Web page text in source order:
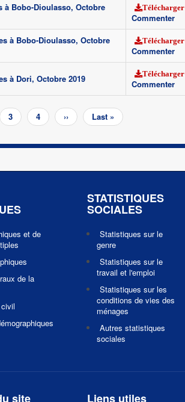
à Bobo-Dioulasso, Octobre
Télécharger
Commenter
à Bobo-Dioulasso, Octobre
Télécharger
Commenter
à Dori, Octobre 2019 Télécharger
Commenter
Page
courante
3 Page
4
Page
suivante
››
Dernière
page
Last »
et de
de la
STATISTIQUES
SOCIALES
Statistiques sur le
genre
Statistiques sur le
travail et l'emploi
Statistiques sur les
conditions de vies des
ménages
Autres statistiques
sociales
site Liens utiles